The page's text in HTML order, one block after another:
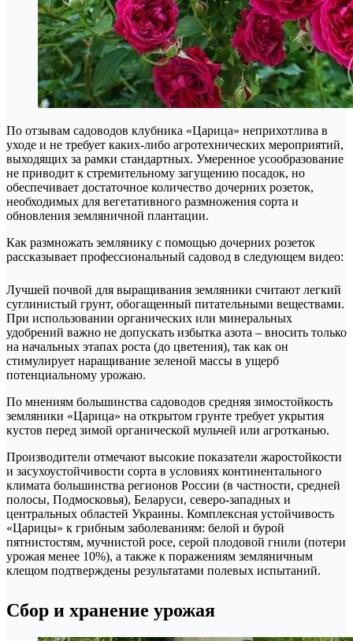
По отзывам садоводов клубника «Царица» неприхотлива в
уходе и не требует каких-либо агротехнических мероприятий,
выходящих за рамки стандартных. Умеренное усообразование
не приводит к стремительному загущению посадок, но
обеспечивает достаточное количество дочерних розеток,
необходимых для вегетативного размножения сорта и
обновления земляничной плантации.
Как размножать землянику с помощью дочерних розеток
рассказывает профессиональный садовод в следующем видео:
Лучшей почвой для выращивания земляники считают легкий
суглинистый грунт, обогащенный питательными веществами.
При использовании органических или минеральных
удобрений важно не допускать избытка азота – вносить только
на начальных этапах роста (до цветения), так как он
стимулирует наращивание зеленой массы в ущерб
потенциальному урожаю.
По мнениям большинства садоводов средняя зимостойкость
земляники «Царица» на открытом грунте требует укрытия
кустов перед зимой органической мульчей или агротканью.
Производители отмечают высокие показатели жаростойкости
и засухоустойчивости сорта в условиях континентального
климата большинства регионов России (в частности, средней
полосы, Подмосковья), Беларуси, северо-западных и
центральных областей Украины. Комплексная устойчивость
«Царицы» к грибным заболеваниям: белой и бурой
пятнистостям, мучнистой росе, серой плодовой гнили (потери
урожая менее 10%), а также к поражениям земляничным
клещом подтверждены результатами полевых испытаний.
Сбор и хранение урожая